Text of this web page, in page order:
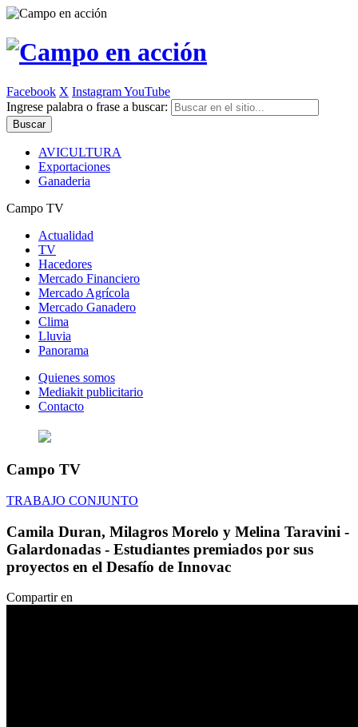
Facebook X InstagramYouTube
Ingrese palabra o frase a buscar:
AVICULTURA
Exportaciones
Ganaderia
Campo TV
Actualidad
TV
Hacedores
Mercado Financiero
Mercado Agrícola
Mercado Ganadero
Clima
Lluvia
Panorama
Quienes somos
Mediakit publicitario
Contacto
Campo TV
TRABAJO CONJUNTO
Camila Duran, Milagros Morelo y Melina Taravini -
Galardonadas - Estudiantes premiados por sus
proyectos en el Desafío de Innovac
Compartir en